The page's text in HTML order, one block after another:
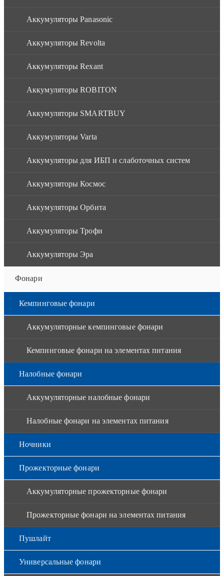
Аккумуляторы Panasonic
Аккумуляторы Revolta
Аккумуляторы Rexant
Аккумуляторы ROBITON
Аккумуляторы SMARTBUY
Аккумуляторы Varta
Аккумуляторы для ИБП и слаботочных систем
Аккумуляторы Космос
Аккумуляторы Орбита
Аккумуляторы Трофи
Аккумуляторы Эра
Фонари
Кемпинговые фонари
Аккумуляторные кемпинговые фонари
Кемпинговые фонари на элементах питания
Налобные фонари
Аккумуляторные налобные фонари
Налобные фонари на элементах питания
Ночники
Прожекторные фонари
Аккумуляторные прожекторные фонари
Прожекторные фонари на элементах питания
Пушлайт
Универсальные фонари